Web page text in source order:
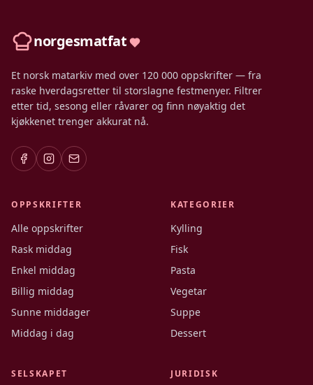
norgesmatfat
Et norsk matarkiv med over 120 000 oppskrifter — fra
raske hverdagsretter til storslagne festmenyer. Filtrer
etter tid, sesong eller råvarer og finn nøyaktig det
kjøkkenet trenger akkurat nå.
OPPSKRIFTER
Alle oppskrifter
Rask middag
Enkel middag
Billig middag
Sunne middager
Middag i dag
KATEGORIER
Kylling
Fisk
Pasta
Vegetar
Suppe
Dessert
SELSKAPET JURIDISK